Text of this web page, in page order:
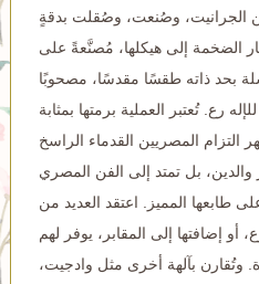
وصُنعت، وصُقلت بدقةٍ
الضخمة إلى هيكلها، مُصنَّعةً على
بحد ذاته طقسًا مقدسًا، مصحوبًا
رع. تُعتبر العملية برمتها بمثابة
والدين، بل تمتد إلى الفن المصري
طابعها المميز. اعتقد العديد من
أو إضافتها إلى المقابر، يوفر لهم
وتُقارن بآلهة أخرى مثل وادجيت،